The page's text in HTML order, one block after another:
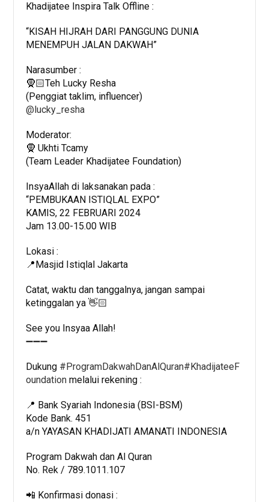
Khadijatee Inspira Talk Offline :
“KISAH HIJRAH DARI PANGGUNG DUNIA
MENEMPUH JALAN DAKWAH”
Narasumber :
🧕🏻‍Teh Lucky Resha
(Penggiat taklim, influencer)
@lucky_resha
Moderator:
🧕 Ukhti Tcamy
(Team Leader Khadijatee Foundation)
InsyaAllah di laksanakan pada :
“PEMBUKAAN ISTIQLAL EXPO”
KAMIS, 22 FEBRUARI 2024
Jam 13.00-15.00 WIB
Lokasi :
📍Masjid Istiqlal Jakarta
Catat, waktu dan tanggalnya, jangan sampai
ketinggalan ya 👋🏻
See you Insyaa Allah!
➖➖➖
Dukung #ProgramDakwahDanAlQuran#KhadijateeF
oundation melalui rekening :
📍 Bank Syariah Indonesia (BSI-BSM)
Kode Bank. 451
a/n YAYASAN KHADIJATI AMANATI INDONESIA
Program Dakwah dan Al Quran
No. Rek / 789.1011.107
📲 Konfirmasi donasi :